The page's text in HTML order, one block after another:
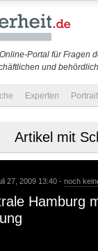
Portal für Fragen
und
Experten
Artikel mit
27, 2009 13:40 - noch
Hamburg